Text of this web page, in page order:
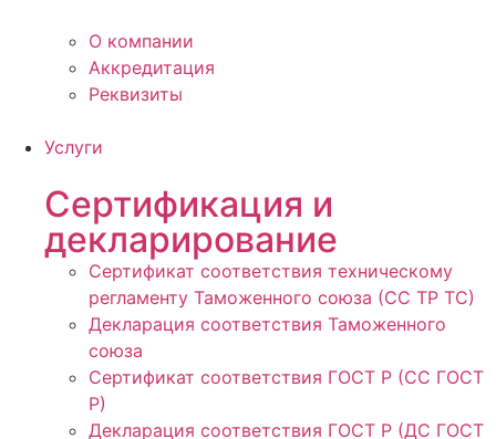
О компании
Аккредитация
Реквизиты
Услуги
Сертификация и
декларирование
Сертификат соответствия техническому
регламенту Таможенного союза (СС ТР ТС)
Декларация соответствия Таможенного
союза
Сертификат соответствия ГОСТ Р (СС ГОСТ
Р)
Декларация соответствия ГОСТ Р (ДС ГОСТ